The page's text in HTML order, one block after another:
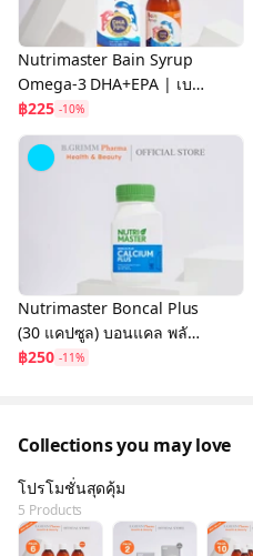
Nutrimaster Bain Syrup
Omega-3 DHA+EPA | เบน
ไซรัป น้ำมันปลาสำหรับเด็ก
โอเมก้า-3 (แบบขวด)
฿225 -10%
Nutrimaster Boncal Plus
(30 แคปซูล) บอนแคล พลัส
บำรุงกระดูกและข้อให้แข็ง
฿250 -11%
Collections you may love
โปรโมชั่นสุดคุ้ม
5 Products